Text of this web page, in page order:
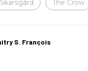
The Crow
S. François